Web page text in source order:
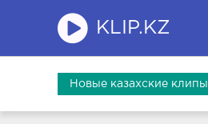
KLIP.KZ
Новые казахские клипы